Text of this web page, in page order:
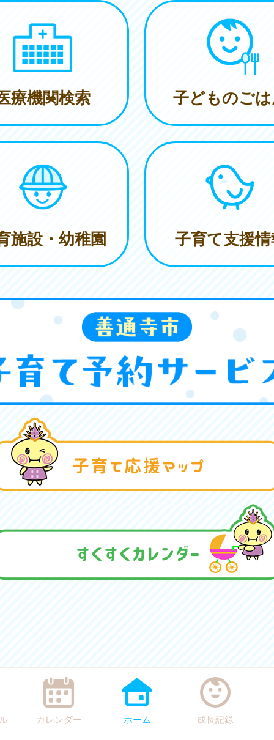
療機関検索 子どものご
施設・幼稚園 子育て支援
カレンダー ホーム 成長記録